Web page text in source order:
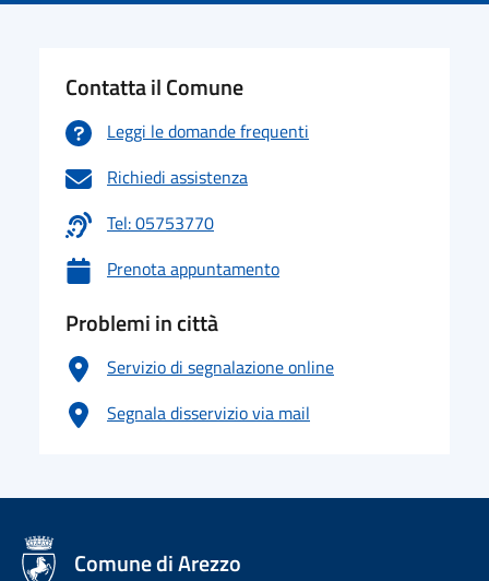
Contatta il Comune
Leggi le domande frequenti
Richiedi assistenza
Tel: 05753770
Prenota appuntamento
Problemi in città
Servizio di segnalazione online
Segnala disservizio via mail
logo Unione Europea
Comune di Arezzo